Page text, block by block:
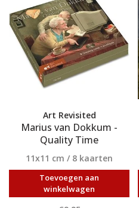
Art Revisited
Marius van Dokkum -
Quality Time
11x11 cm / 8 kaarten
Toevoegen aan
winkelwagen